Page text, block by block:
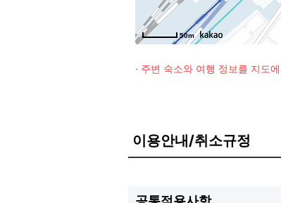
50m
· 주변 숙소와 여행 정보를 지도
이용안내/취소규정